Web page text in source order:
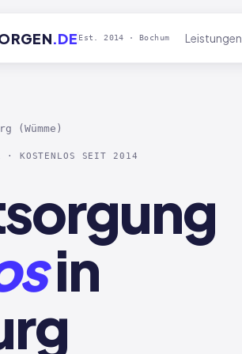
.DE Est. 2014 · Bochum Leistungen
(Wümme)
· KOSTENLOS SEIT 2014
in